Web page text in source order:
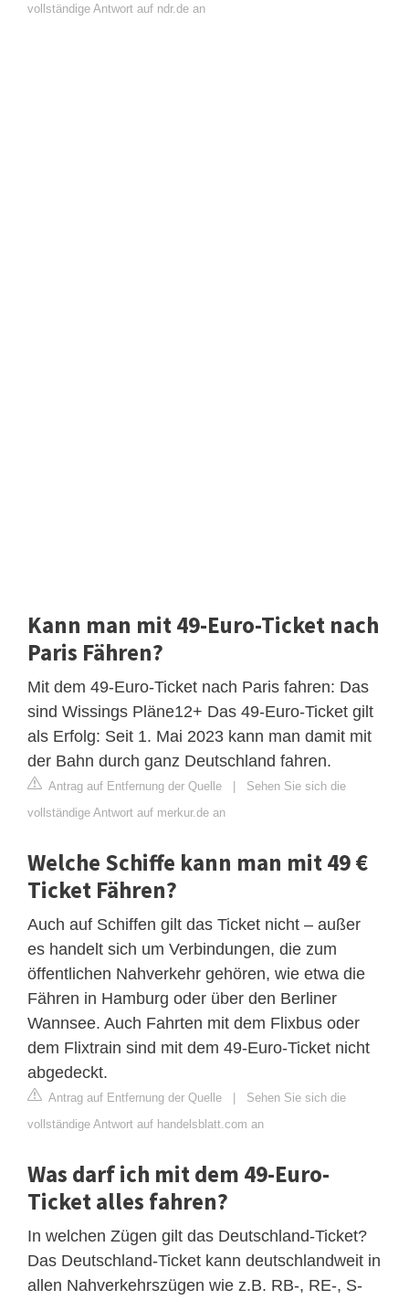
vollständige Antwort auf ndr.de an
Kann man mit 49-Euro-Ticket nach
Paris Fähren?
Mit dem 49-Euro-Ticket nach Paris fahren: Das
sind Wissings Pläne12+ Das 49-Euro-Ticket gilt
als Erfolg: Seit 1. Mai 2023 kann man damit mit
der Bahn durch ganz Deutschland fahren.
Antrag auf Entfernung der Quelle | Sehen Sie sich die
vollständige Antwort auf merkur.de an
Welche Schiffe kann man mit 49 €
Ticket Fähren?
Auch auf Schiffen gilt das Ticket nicht – außer
es handelt sich um Verbindungen, die zum
öffentlichen Nahverkehr gehören, wie etwa die
Fähren in Hamburg oder über den Berliner
Wannsee. Auch Fahrten mit dem Flixbus oder
dem Flixtrain sind mit dem 49-Euro-Ticket nicht
abgedeckt.
Antrag auf Entfernung der Quelle | Sehen Sie sich die
vollständige Antwort auf handelsblatt.com an
Was darf ich mit dem 49-Euro-
Ticket alles fahren?
In welchen Zügen gilt das Deutschland-Ticket?
Das Deutschland-Ticket kann deutschlandweit in
allen Nahverkehrszügen wie z.B. RB-, RE-, S-